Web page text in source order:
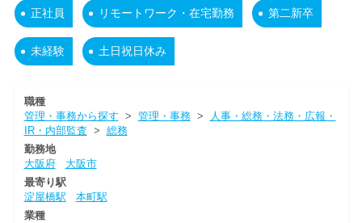
正社員 リモートワーク・在宅勤務 第二新卒
未経験 土日祝日休み
職種
管理・事務から探す > 管理・事務>
人事・総務・法務・広報・
IR・内部監査 > 総務
勤務地
大阪府
大阪市
最寄り駅
淀屋橋駅
本町駅
業種